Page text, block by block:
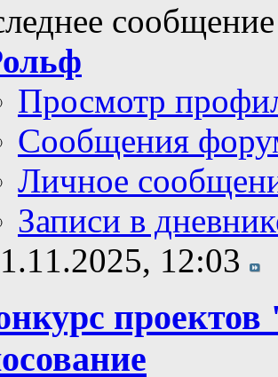
Просмотр
Сообщения
Личное
Записи в
12:03